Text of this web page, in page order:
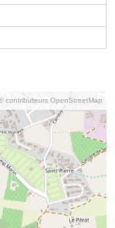
contributeurs OpenStreetMap